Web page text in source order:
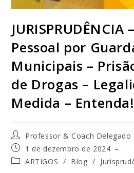
JURISPRUDÊNCIA
Pessoal por
Municipais –
de Drogas –
Medida – Entenda!
Professor & Coach Delegado
1 de dezembro de 2024
ARTIGOS / Blog /